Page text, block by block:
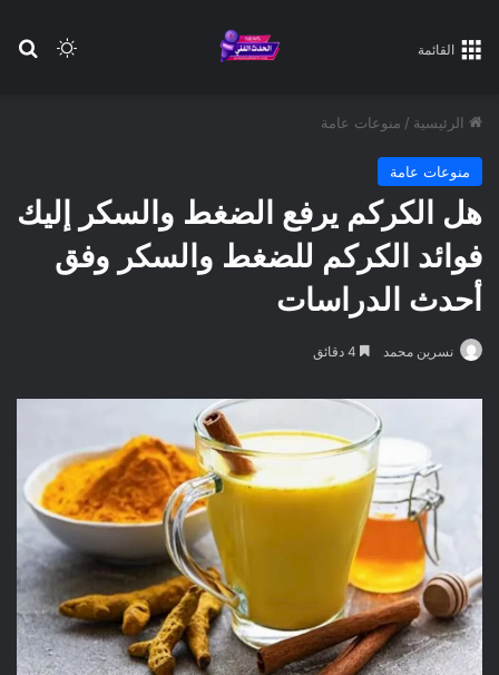
الوضع القائمة
الرئيسية / منوعات عامة
منوعات عامة
هل الكركم يرفع الضغط والسكر إليك
فوائد الكركم للضغط والسكر وفق
أحدث الدراسات
نسرين محمد